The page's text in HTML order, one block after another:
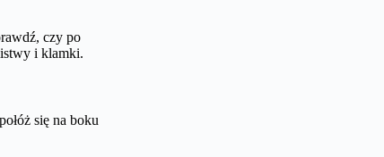
czy po
i klamki.
się na boku